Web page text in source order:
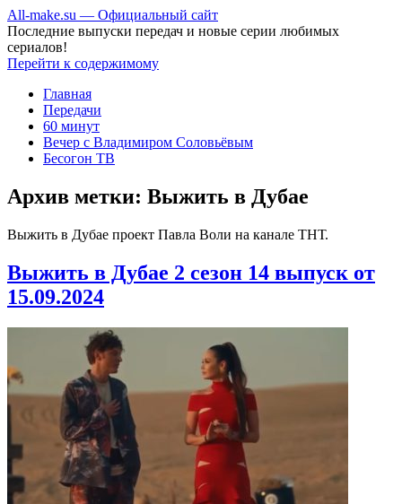
All-make.su — Официальный сайт
Последние выпуски передач и новые серии любимых
сериалов!
Перейти к содержимому
Главная
Передачи
60 минут
Вечер с Владимиром Соловьёвым
Бесогон ТВ
Архив метки: Выжить в Дубае
Выжить в Дубае проект Павла Воли на канале ТНТ.
Выжить в Дубае 2 сезон 14 выпуск от
15.09.2024